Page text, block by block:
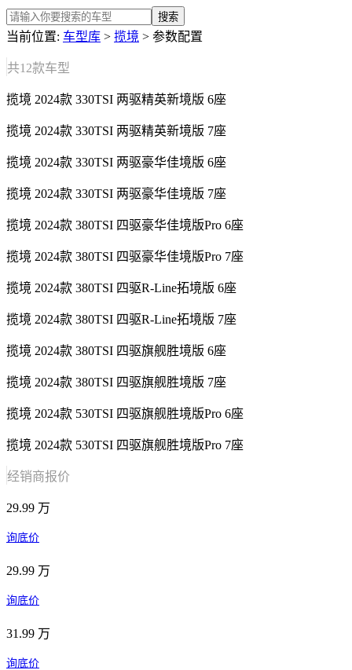
搜索
当前位置: 车型库 > 揽境 > 参数配置
共12款车型
揽境 2024款 330TSI 两驱精英新境版 6座
揽境 2024款 330TSI 两驱精英新境版 7座
揽境 2024款 330TSI 两驱豪华佳境版 6座
揽境 2024款 330TSI 两驱豪华佳境版 7座
揽境 2024款 380TSI 四驱豪华佳境版Pro 6座
揽境 2024款 380TSI 四驱豪华佳境版Pro 7座
揽境 2024款 380TSI 四驱R-Line拓境版 6座
揽境 2024款 380TSI 四驱R-Line拓境版 7座
揽境 2024款 380TSI 四驱旗舰胜境版 6座
揽境 2024款 380TSI 四驱旗舰胜境版 7座
揽境 2024款 530TSI 四驱旗舰胜境版Pro 6座
揽境 2024款 530TSI 四驱旗舰胜境版Pro 7座
经销商报价
29.99 万
询底价
29.99 万
询底价
31.99 万
询底价